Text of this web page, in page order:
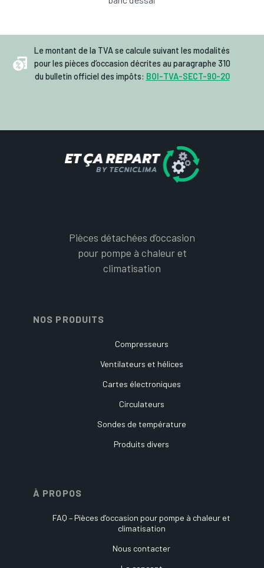
Le montant de la TVA se calcule suivant les modalités
pour les pièces d’occasion décrites au paragraphe 310
du bulletin officiel des impôts: BOI-TVA-SECT-90-20
Pièces détachées d’occasion
pour pompe à chaleur et
climatisation
NOS PRODUITS
Compresseurs
Ventilateurs et hélices
Cartes électroniques
Circulateurs
Sondes de température
Produits divers
À PROPOS
FAQ – Pièces d’occasion pour pompe à chaleur et
climatisation
Nous contacter